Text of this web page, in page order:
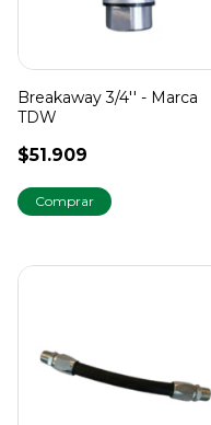
Breakaway 3/4'' - Marca
TDW
$51.909